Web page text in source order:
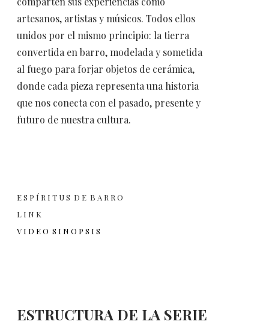
artesanos, artistas y músicos. Todos ellos
unidos por el mismo principio: la tierra
convertida en barro, modelada y sometida
al fuego para forjar objetos de cerámica,
donde cada pieza representa una historia
que nos conecta con el pasado, presente y
futuro de nuestra cultura.
E S P Í R I T U S D E B A R R O
L I N K
V I D E O S I N O P S I S
ESTRUCTURA DE LA SERIE